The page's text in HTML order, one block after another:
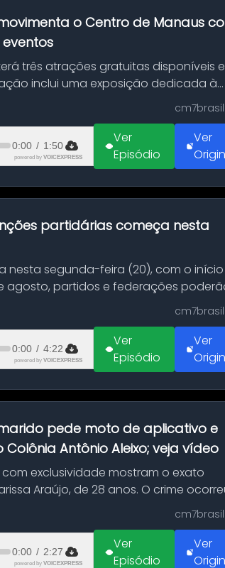
o Centro de Manaus
três atrações gratuitas disponíveis
inclui uma exposição dedicada à
0:00 / 1:50
powered by VOICEXPRESS
Ver
Episódio
Ver
partidárias começa nesta
nesta segunda-feira (20), com o
agosto, partidos e federações
0:00 / 4:22
powered by VOICEXPRESS
Ver
Episódio
Ver
pede moto de aplicativo e
Antônio Aleixo; veja vídeo
exclusividade mostram o exato
Araújo, de 28 anos. O crime
0:00 / 2:27
powered by VOICEXPRESS
Ver
Episódio
Ver